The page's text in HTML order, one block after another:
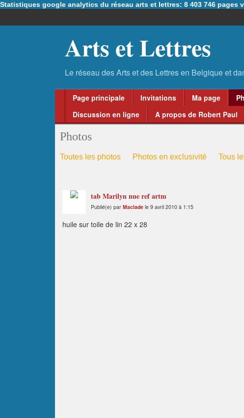
Statistiques google analytics du réseau arts et lettres: 8 403 746 pages
Arts et Lettres
Page principale Invitations Ma page
Discussion en ligne
A propos de Robert Paul
Photos
Toutes les photos Photos en exclusivité Tous
tab Marilyn nue ref artm
Publié(e) par Maclade le 9 avril 2010 à 1:15
huile sur toile de lin 22 x 28